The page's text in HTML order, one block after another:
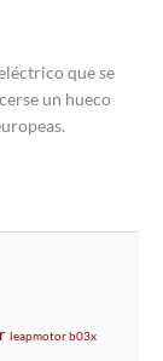
que se
un hueco
leapmotor b03x